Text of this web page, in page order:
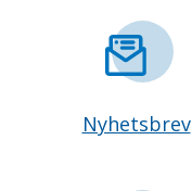
Nyhetsbrev